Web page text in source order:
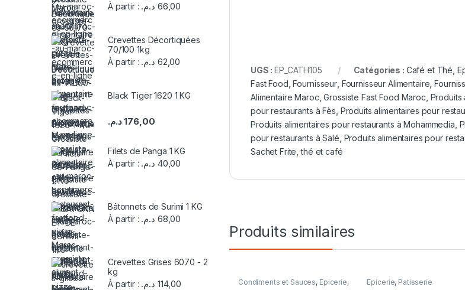
UGS :EP_CATH105 Catégories : Café et Thé
Fast Food ,Fournisseur, Fournisseur Alimentaire ,
Alimentaire Maroc ,Grossiste Fast Food Maroc Produits
pour restaurants à Fès Produits alimentaires pour
Produits alimentaires pour restaurants à Mohammedia
pour restaurants à Salé Produits alimentaires pour
Sachet Frite ,thé et café
Produits similaires
Condiments et Sauces, Epicerie,
Epicerie, Patisserie
À partir :
66,00 د.م.
Crevettes Décortiquées
70/100 1kg
À partir :
62,00 د.م.
Black Tiger 1620 1 KG
176,00 د.م.
Filets de Panga 1 KG
À partir :
40,00 د.م.
Bâtonnets de Surimi 1 KG
À partir :
68,00 د.م.
Crevettes Grises 6070 - 2
kg
À partir :
114,00 د.م.